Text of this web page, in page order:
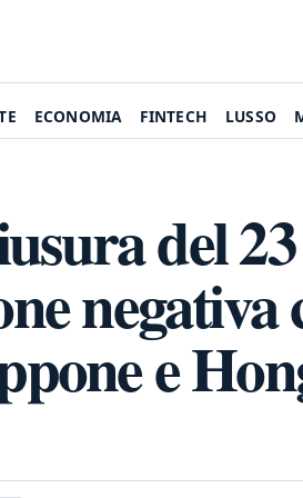
ECONOMIA FINTECH LUSSO
del 23
negativa
e